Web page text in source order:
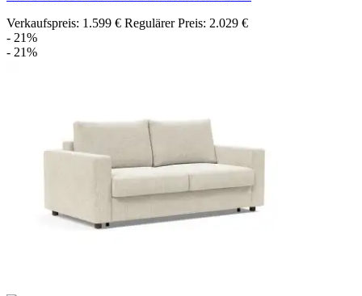
Verkaufspreis: 1.599 € Regulärer Preis: 2.029 €
- 21%
- 21%